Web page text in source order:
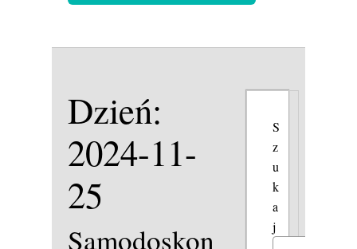
Dzień:
2024-11-
25
Samodoskonalenie
S
z
u
k
a
j